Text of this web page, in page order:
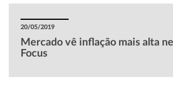
20/05/2019
Mercado vê inflação mais alta
Focus